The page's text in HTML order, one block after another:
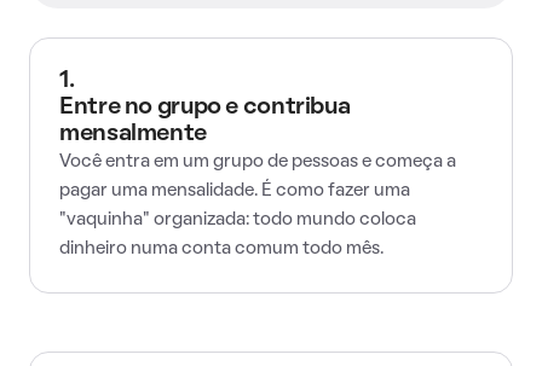
1.
Entre no grupo e contribua
mensalmente
Você entra em um grupo de pessoas e começa a
pagar uma mensalidade. É como fazer uma
"vaquinha" organizada: todo mundo coloca
dinheiro numa conta comum todo mês.